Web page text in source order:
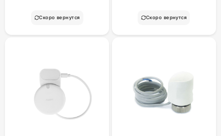
Скоро вернутся Скоро вернутся